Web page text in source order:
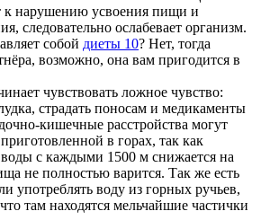
к нарушению усвоения пищи и
следовательно ослабевает организм.
собой диеты 10? Нет, тогда
возможно, она вам пригодится в
чувствовать ложное чувство:
страдать поносам и медикаменты
кишечные расстройства могут
в горах, так как
с каждыми 1500 м снижается на
не полностью варится. Так же есть
употреблять воду из горных ручьев,
там находятся мельчайшие частички